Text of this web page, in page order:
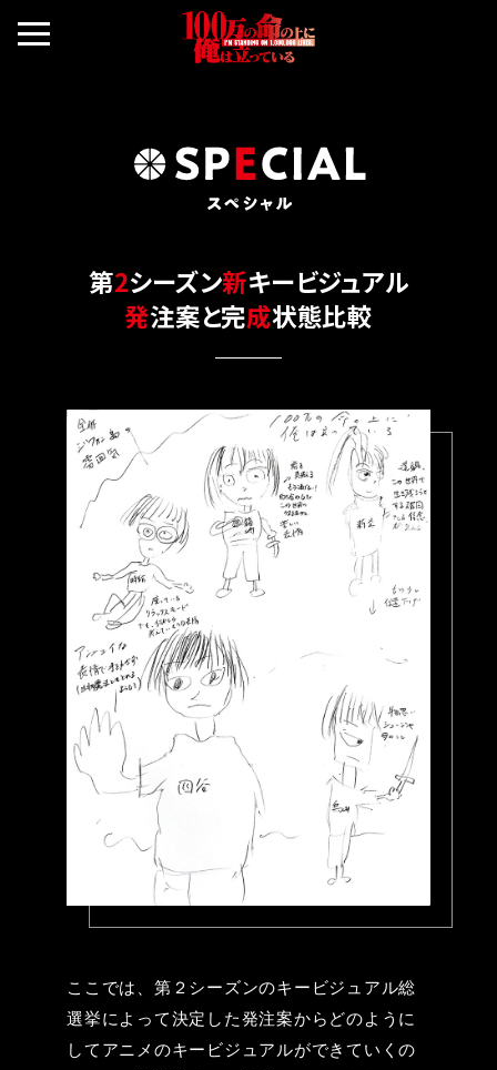
第2シーズン新キービジュアル
発注案と完成状態比較
ここでは、第２シーズンのキービジュアル総
選挙によって決定した発注案からどのように
してアニメのキービジュアルができていくの